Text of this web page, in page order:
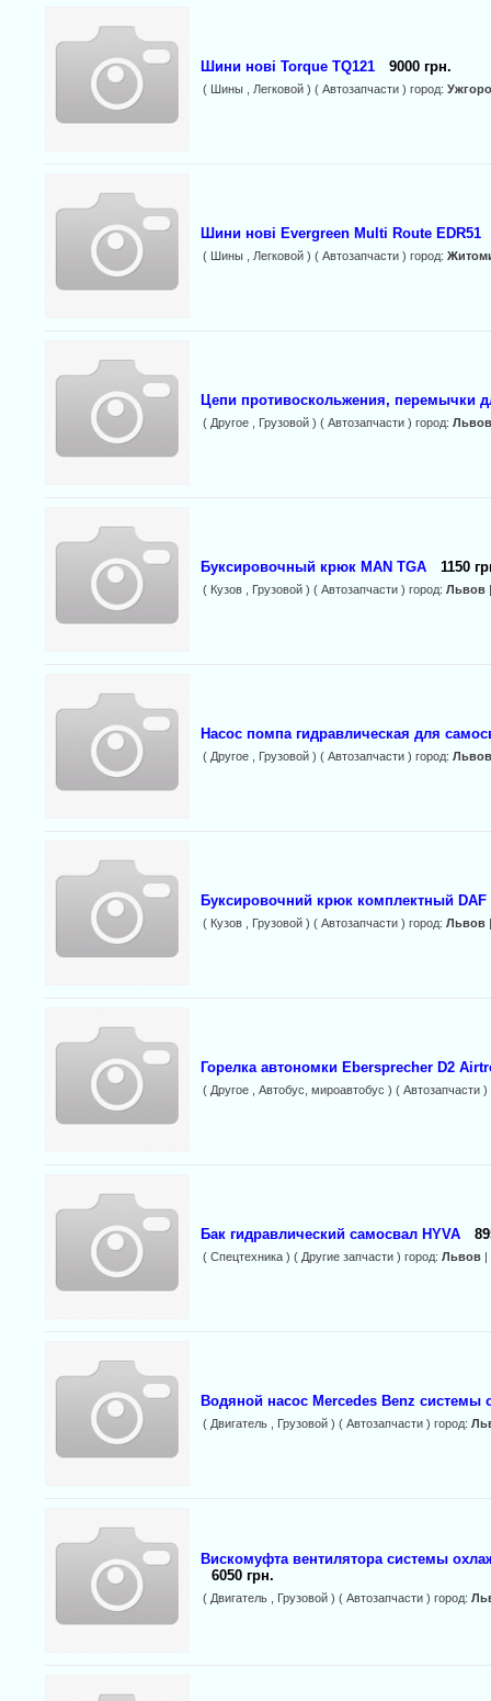
Шини нові Torque TQ121 9000 грн.
( Шины , Легковой ) ( Автозапчасти ) город:
Шини нові Evergreen Multi Route EDR51
( Шины , Легковой ) ( Автозапчасти ) город:
Цепи противоскольжения, перемычки
( Другое , Грузовой ) ( Автозапчасти ) город: Львов
Буксировочный крюк MAN TGA 1150
( Кузов , Грузовой ) ( Автозапчасти ) город: Львов|
Насос помпа гидравлическая для
( Другое , Грузовой ) ( Автозапчасти ) город: Львов
Буксировочний крюк комплектный DAF
( Кузов , Грузовой ) ( Автозапчасти ) город: Львов|
Горелка автономки Ebersprecher D2
( Другое , Автобус, мироавтобус ) ( Автозапчасти
Бак гидравлический самосвал HYVA
( Спецтехника ) ( Другие запчасти ) город: Львов|
Водяной насос Mercedes Benz системы
( Двигатель , Грузовой ) ( Автозапчасти ) город:
Вискомуфта вентилятора системы
6050 грн.
( Двигатель , Грузовой ) ( Автозапчасти ) город: